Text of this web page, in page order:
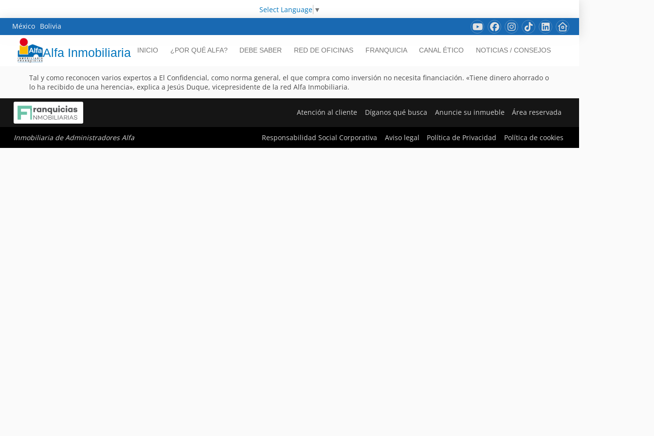
Select Language ▼
México Bolivia
Alfa Inmobiliaria INICIO ¿POR QUÉ ALFA? DEBE SABER RED DE OFICINAS FRANQUICIA CANAL ÉTICO NOTICIAS / CONSEJOS
Tal y como reconocen varios expertos a El Confidencial, como norma general, el que compra como inversión no necesita financiación. «Tiene dinero ahorrado o
lo ha recibido de una herencia», explica a Jesús Duque, vicepresidente de la red Alfa Inmobiliaria.
Atención al cliente Díganos qué busca Anuncie su inmueble Área reservada
Inmobiliaria de Administradores Alfa Responsabilidad Social Corporativa Aviso legal Política de Privacidad Política de cookies